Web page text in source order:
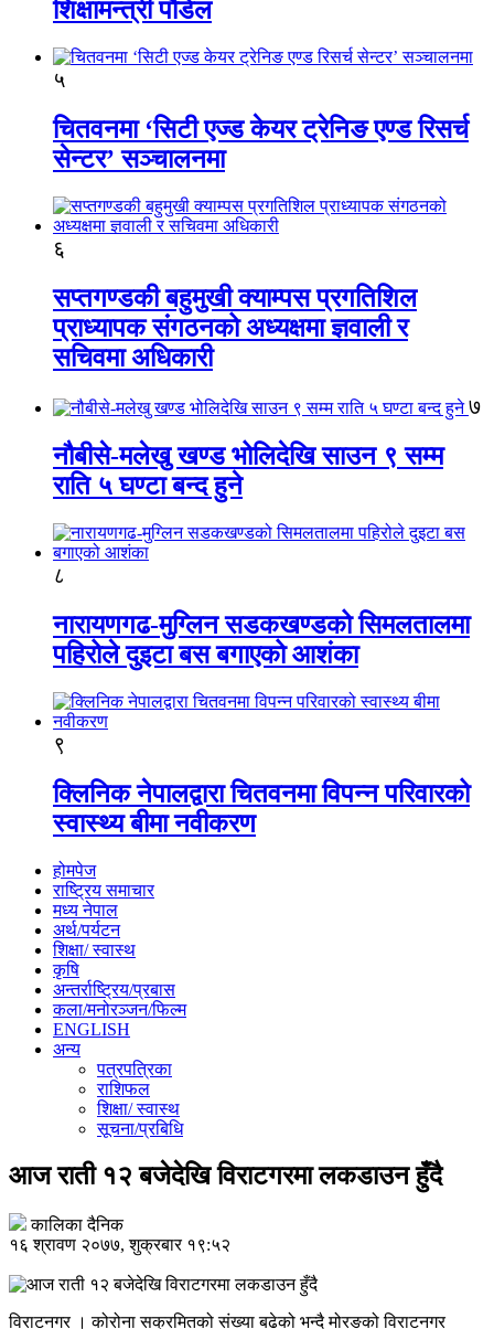
शिक्षामन्त्री पौडेल
५
चितवनमा ‘सिटी एज्ड केयर ट्रेनिङ एण्ड रिसर्च
सेन्टर’ सञ्चालनमा
६
सप्तगण्डकी बहुमुखी क्याम्पस प्रगतिशिल
प्राध्यापक संगठनको अध्यक्षमा ज्ञवाली र
सचिवमा अधिकारी
७
नौबीसे-मलेखु खण्ड भोलिदेखि साउन ९ सम्म
राति ५ घण्टा बन्द हुने
८
नारायणगढ-मुग्लिन सडकखण्डको सिमलतालमा
पहिरोले दुइटा बस बगाएको आशंका
९
क्लिनिक नेपालद्वारा चितवनमा विपन्न परिवारको
स्वास्थ्य बीमा नवीकरण
होमपेज
राष्ट्रिय समाचार
मध्य नेपाल
अर्थ/पर्यटन
शिक्षा/ स्वास्थ
कृषि
अन्तर्राष्ट्रिय/प्रबास
कला/मनोरञ्जन/फिल्म
ENGLISH
अन्य
पत्रपत्रिका
राशिफल
शिक्षा/ स्वास्थ
सूचना/प्रबिधि
आज राती १२ बजेदेखि विराटगरमा लकडाउन हुँदै
कालिका दैनिक
१६ श्रावण २०७७, शुक्रबार १९:५२
विराटनगर । कोरोना सक्रमितको संख्या बढेको भन्दै मोरङको विराटनगर